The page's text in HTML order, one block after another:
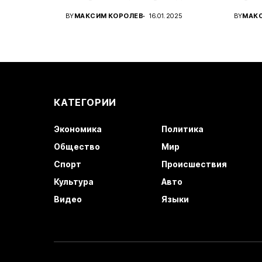
Украины...
BYМАКСИМ КОРОЛЕВ 16.01.2025 BY
КАТЕГОРИИ
Экономика
Политика
Общество
Мир
Спорт
Происшествия
Культура
Авто
Видео
Языки